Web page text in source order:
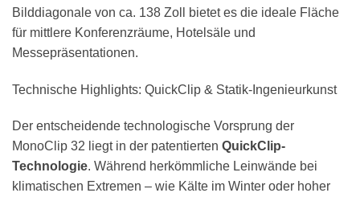
Bilddiagonale von ca. 138 Zoll bietet es die ideale Fläche
für mittlere Konferenzräume, Hotelsäle und
Messepräsentationen.
Technische Highlights: QuickClip & Statik-Ingenieurkunst
Der entscheidende technologische Vorsprung der
MonoClip 32 liegt in der patentierten QuickClip-
Technologie. Während herkömmliche Leinwände bei
klimatischen Extremen – wie Kälte im Winter oder hoher